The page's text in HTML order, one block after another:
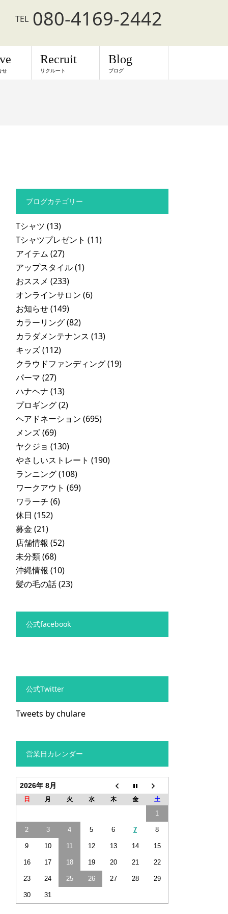
TEL 080-4169-2442
せ
Recruit
リクルート
Blog
ブログ
ブログカテゴリー
Tシャツ (13)
Tシャツプレゼント (11)
アイテム (27)
アップスタイル(1)
おススメ (233)
オンラインサロン (6)
お知らせ(149)
カラーリング(82)
カラダメンテナンス (13)
キッズ(112)
クラウドファンディング(19)
パーマ (27)
ハナヘナ (13)
プロギング(2)
ヘアドネーション (695)
メンズ(69)
ヤクジョ (130)
やさしいストレート (190)
ランニング(108)
ワークアウト (69)
ワラーチ (6)
休日 (152)
募金 (21)
店舗情報 (52)
未分類(68)
沖縄情報 (10)
髪の毛の話(23)
公式facebook
公式Twitter
Tweets by chulare
営業日カレンダー
2026年 8月
日 月 火 水 木 金 土
1
2 3 4 5 6 7 8
9 10 11 12 13 14 15
16 17 18 19 20 21 22
23 24 25 26 27 28 29
30 31